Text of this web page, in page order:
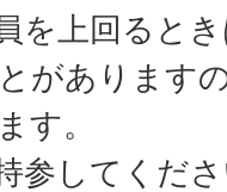
を上回ると
があります
す。
参してくだ